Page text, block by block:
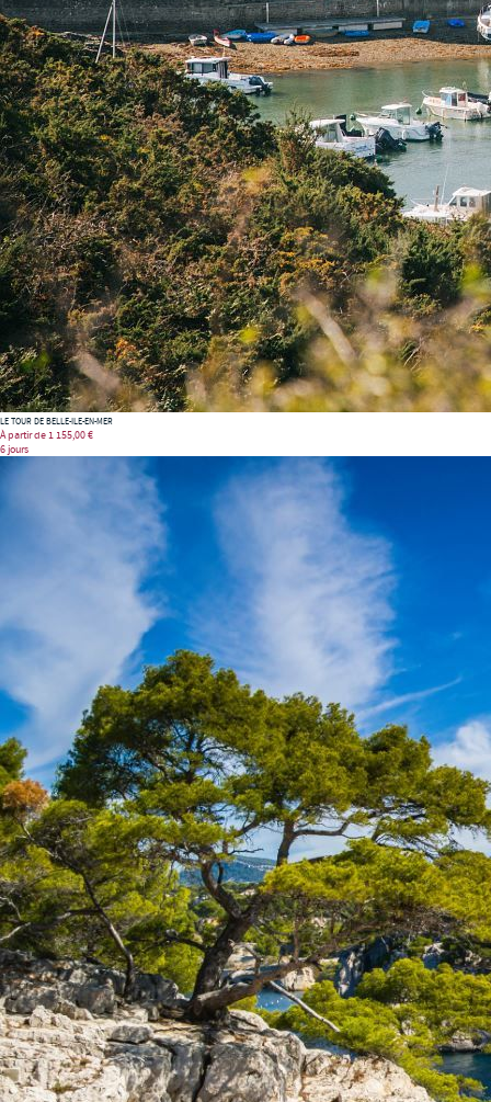
LE TOUR DE BELLE-ILE-EN-MER
À partir de1 155,00 €
6 jours